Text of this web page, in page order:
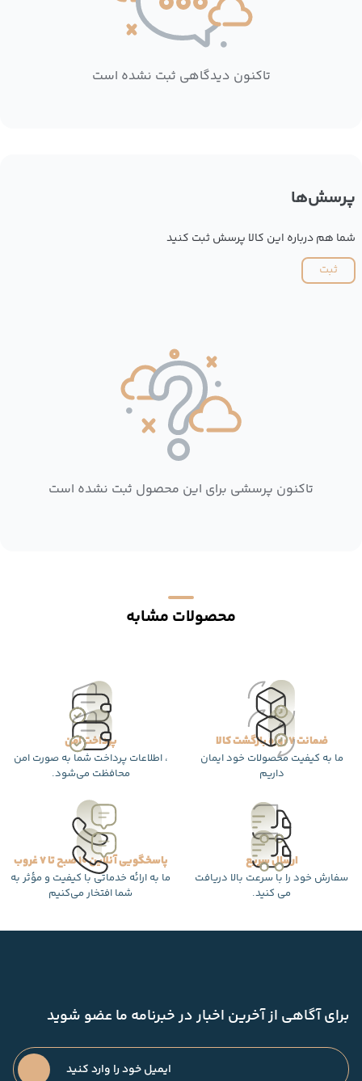
تاکنون دیدگاهی ثبت نشده است
پرسش‌ها
شما هم درباره این کالا پرسش ثبت کنید
ثبت
تاکنون پرسشی برای این محصول ثبت نشده است
محصولات مشابه
ضمانت 7 روزه بازگشت کالا
ما به کیفیت محصولات خود ایمان
داریم
پرداخت امن
، اطلاعات پرداخت شما به صورت امن
محافظت می‌شود.
ارسال سریع
سفارش خود را با سرعت بالا دریافت
می کنید.
پاسخگویی آنلاین 10 صبح تا 7 غروب
ما به ارائه خدماتی با کیفیت و مؤثر به
شما افتخار می‌کنیم
برای آگاهی از آخرین اخبار در خبرنامه ما عضو شوید